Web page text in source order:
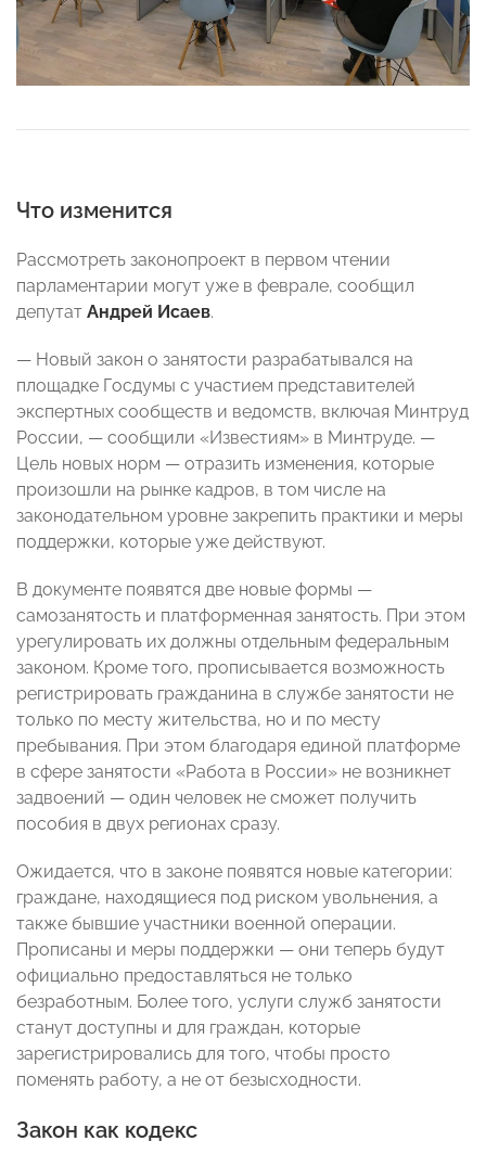
Что изменится
Рассмотреть законопроект в первом чтении
парламентарии могут уже в феврале, сообщил
депутат Андрей Исаев.
— Новый закон о занятости разрабатывался на
площадке Госдумы с участием представителей
экспертных сообществ и ведомств, включая Минтруд
России, — сообщили «Известиям» в Минтруде. —
Цель новых норм — отразить изменения, которые
произошли на рынке кадров, в том числе на
законодательном уровне закрепить практики и меры
поддержки, которые уже действуют.
В документе появятся две новые формы —
самозанятость и платформенная занятость. При этом
урегулировать их должны отдельным федеральным
законом. Кроме того, прописывается возможность
регистрировать гражданина в службе занятости не
только по месту жительства, но и по месту
пребывания. При этом благодаря единой платформе
в сфере занятости «Работа в России» не возникнет
задвоений — один человек не сможет получить
пособия в двух регионах сразу.
Ожидается, что в законе появятся новые категории:
граждане, находящиеся под риском увольнения, а
также бывшие участники военной операции.
Прописаны и меры поддержки — они теперь будут
официально предоставляться не только
безработным. Более того, услуги служб занятости
станут доступны и для граждан, которые
зарегистрировались для того, чтобы просто
поменять работу, а не от безысходности.
Закон как кодекс